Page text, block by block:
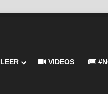
LEER VIDEOS